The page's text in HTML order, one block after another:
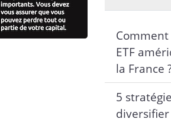
ETF
la France
5